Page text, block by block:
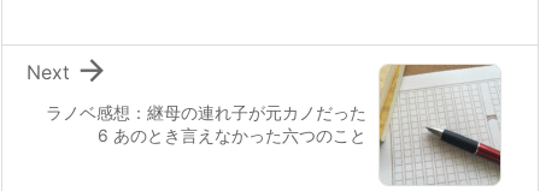
ラノベ感想：継母の連れ子が元カノだった
6 あのとき言えなかった六つのこと

Next